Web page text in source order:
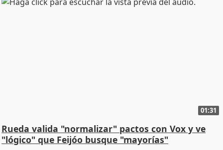
01:31
Rueda valida "normalizar" pactos con Vox y ve
"lógico" que Feijóo busque "mayorías"